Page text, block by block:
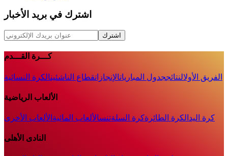
اشترك في بريد الأخبار
اشترك
كـــرة القـــدم
الفريق الأولالنتائججدول المبارياتالإنجازاتقطاع الناشئينالكرة النسائية
الألعاب الرياضية
كرة اليد الكرة الطائرةكرة السلةتنسالألعاب المائية الألعاب الأخرى
النادى الأهلى